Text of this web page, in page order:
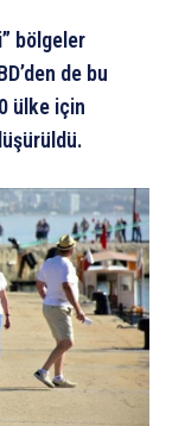
bölgeler
de bu
ülke için